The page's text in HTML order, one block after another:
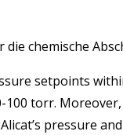
chemische
setpoints
torr.
pressure